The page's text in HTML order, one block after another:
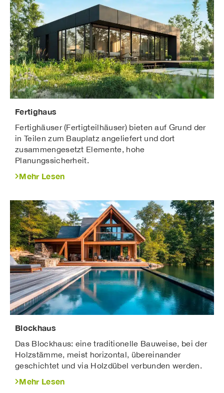
Fertighaus
Fertighäuser (Fertigteilhäuser) bieten auf Grund der
in Teilen zum Bauplatz angeliefert und dort
zusammengesetzt Elemente, hohe
Planungssicherheit.
Mehr Lesen
Blockhaus
Das Blockhaus: eine traditionelle Bauweise, bei der
Holzstämme, meist horizontal, übereinander
geschichtet und via Holzdübel verbunden werden.
Mehr Lesen